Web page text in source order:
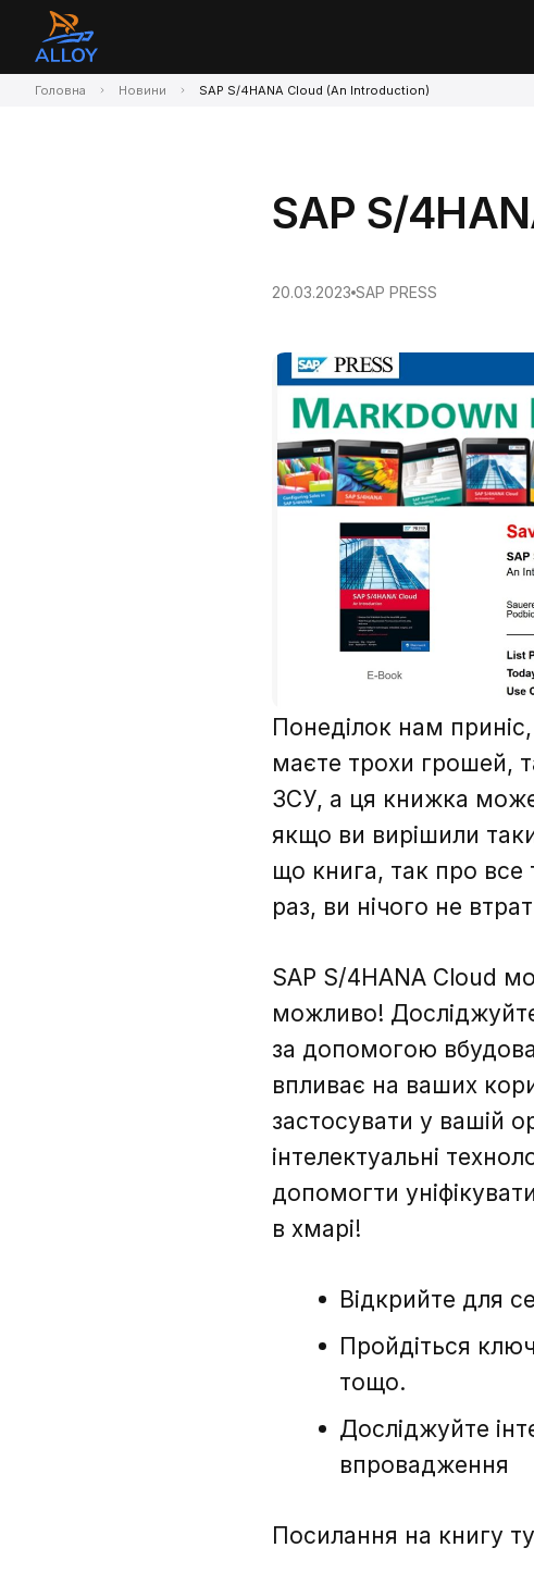
Головна Новини SAP S/4HANA Cloud (An Introduction)
SAP S/
20.03.2023 SAP PRESS
Понеділок нам
маєте трохи грошей,
ЗСУ, а ця книжка
якщо ви вирішили
що книга, так про
раз, ви нічого не
SAP S/4HANA Cloud
можливо! Досліджуйте
за допомогою
впливає на ваших
застосувати у вашій
інтелектуальні
допомогти
в хмарі!
Відкрийте для
Пройдіться
тощо.
Досліджуйте
впровадження
Посилання на книгу